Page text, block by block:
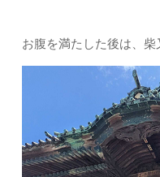
お腹を満たした後は、柴